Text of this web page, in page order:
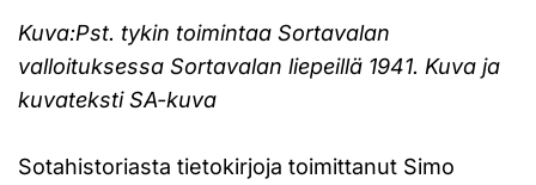
Kuva:Pst. tykin toimintaa Sortavalan
valloituksessa Sortavalan liepeillä 1941. Kuva ja
kuvateksti SA-kuva
Sotahistoriasta tietokirjoja toimittanut Simo